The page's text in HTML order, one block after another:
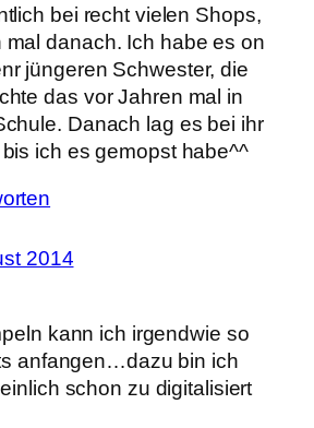
bei recht vielen Shops,
mal danach. Ich habe es on
jüngeren Schwester, die
das vor Jahren mal in
Danach lag es bei ihr
bis ich es gemopst habe^^
2014
kann ich irgendwie so
anfangen…dazu bin ich
schon zu digitalisiert